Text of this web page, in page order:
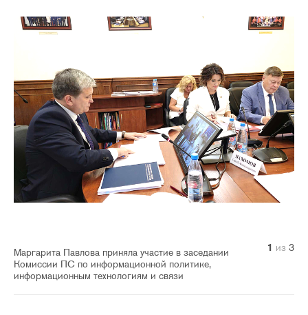
Маргарита Павлова приняла участие в заседании
Комиссии ПС по информационной политике,
информационным технологиям и связи
1 из 3
2 из 3
3 из 3